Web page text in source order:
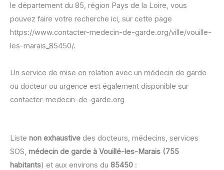
le département du 85, région Pays de la Loire, vous
pouvez faire votre recherche ici, sur cette page
https://www.contacter-medecin-de-garde.org/ville/vouille-
les-marais_85450/.
Un service de mise en relation avec un médecin de garde
ou docteur ou urgence est également disponible sur
contacter-medecin-de-garde.org
Liste non exhaustive des docteurs, médecins, services
SOS, médecin de garde à Vouillé-les-Marais (755
habitants) et aux environs du 85450 :